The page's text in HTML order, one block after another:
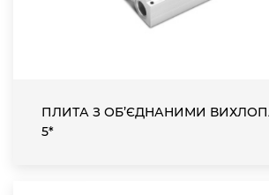
ПЛИТА З ОБ’ЄДНАНИМИ
5*